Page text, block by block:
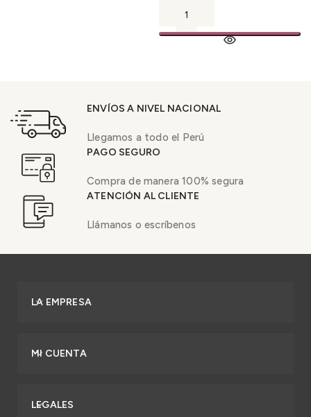
ENVÍOS A NIVEL NACIONAL
Llegamos a todo el Perú
PAGO SEGURO
Compra de manera 100% segura
ATENCIÓN AL CLIENTE
Llámanos o escríbenos
LA EMPRESA
MI CUENTA
LEGALES